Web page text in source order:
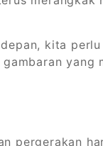
kita
yang
pergerakan